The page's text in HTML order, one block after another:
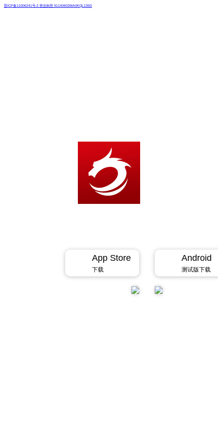
App Store
下载
Android
测试版下载
晋ICP备11006241号-2 营业执照 91140602MA0KQL135D